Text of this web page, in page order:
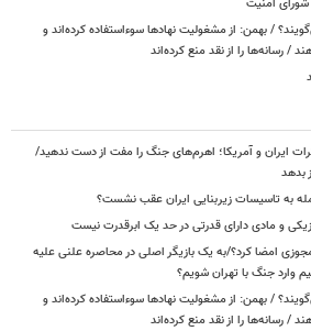
/ بهمن: از مشغولیت نهادها سوءاستفاده کرده‌اند و
رسانه‌ها را از نقد منع کرده‌اند
ایران و آمریکا؛ اهرم‌های جنگ را مفت از دست ندهید/
بدهد
به تاسیسات زیربنایی ایران عقب نشست؟
و مادی دارای قدرتی در حد یک ابرقدرت نیست
مجوزی امضا کرد؟/به یک بازیگر اصلی در محاصره علنی علیه
وارد جنگ با تهران شویم؟
/ بهمن: از مشغولیت نهادها سوءاستفاده کرده‌اند و
رسانه‌ها را از نقد منع کرده‌اند